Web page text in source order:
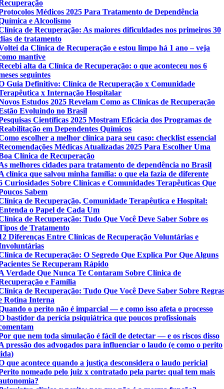
Médicos 2025 Para Tratamento de Dependência
e Alcoolismo
de Recuperação: As maiores dificuldades nos primeiros 30
de tratamento
da Clínica de Recuperação e estou limpo há 1 ano – veja
mantive
alta da Clínica de Recuperação: o que aconteceu nos 6
seguintes
Guia Definitivo: Clínica de Recuperação x Comunidade
x Internação Hospitalar
Estudos 2025 Revelam Como as Clínicas de Recuperação
Evoluindo no Brasil
Científicas 2025 Mostram Eficácia dos Programas de
em Dependentes Químicos
escolher a melhor clínica para seu caso: checklist essencial
Médicas Atualizadas 2025 Para Escolher Uma
Clínica de Recuperação
melhores cidades para tratamento de dependência no Brasil
clínica que salvou minha família: o que ela fazia de diferente
Curiosidades Sobre Clínicas e Comunidades Terapêuticas Que
Sabem
de Recuperação, Comunidade Terapêutica e Hospital:
o Papel de Cada Um
de Recuperação: Tudo Que Você Deve Saber Sobre os
de Tratamento
Diferenças Entre Clínicas de Recuperação Voluntárias e
de Recuperação: O Segredo Que Explica Por Que Alguns
Se Recuperam Rápido
Verdade Que Nunca Te Contaram Sobre Clínica de
e Família
de Recuperação: Tudo Que Você Deve Saber Sobre
Rotina Interna
o perito não é imparcial — e como isso afeta o processo
bastidor da perícia psiquiátrica que poucos profissionais
que nem toda simulação é fácil de detectar — e os riscos disso
pressão dos advogados para influenciar o laudo (e como o perito
que acontece quando a justiça desconsidera o laudo pericial
nomeado pelo juiz x contratado pela parte: qual tem mais